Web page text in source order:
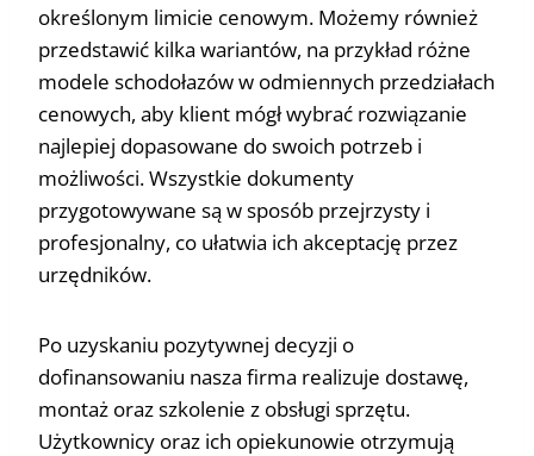
określonym limicie cenowym. Możemy również
przedstawić kilka wariantów, na przykład różne
modele schodołazów w odmiennych przedziałach
cenowych, aby klient mógł wybrać rozwiązanie
najlepiej dopasowane do swoich potrzeb i
możliwości. Wszystkie dokumenty
przygotowywane są w sposób przejrzysty i
profesjonalny, co ułatwia ich akceptację przez
urzędników.
Po uzyskaniu pozytywnej decyzji o
dofinansowaniu nasza firma realizuje dostawę,
montaż oraz szkolenie z obsługi sprzętu.
Użytkownicy oraz ich opiekunowie otrzymują